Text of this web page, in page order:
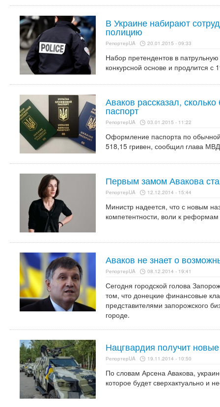
В Украине набирают
полицию
РепортерUA 20.01.2015 - 09:33
Набор претендентов в
конкурсной основе и продлится
Аваков рассказал,
паспорт
РепортерUA 03.01.2015 - 11:22
Оформление паспорта по
518,15 гривен, сообщил глава
Первым замом Авакова
РепортерUA 12.12.2014 - 15:44
Министр надеется, что с новым
компетентности, воли к
Аваков не знает о
РепортерUA 08.12.2014 - 19:41
Сегодня городской голова
том, что донецкие финансовые
представителями запорожского
городе.
Нацгвардия получит
РепортерUA 19.11.2014 - 10:50
По словам Арсена Авакова,
которое будет сверхактуально и